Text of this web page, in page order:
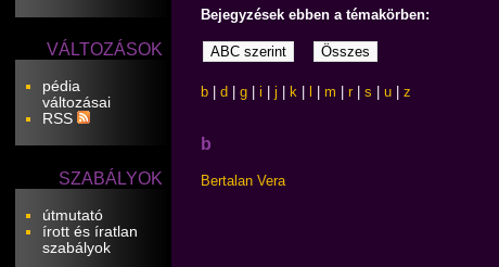
VÁLTOZÁSOK
pédia
változásai
RSS
SZABÁLYOK
útmutató
írott és íratlan
szabályok
Bejegyzések ebben a témakörben:
b| d g| i j k m r| s u| z
b
Bertalan Vera